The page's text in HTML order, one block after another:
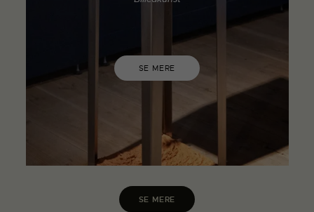
SE MERE
SE MERE